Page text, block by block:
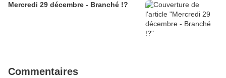
Mercredi 29 décembre - Branché !?
Commentaires